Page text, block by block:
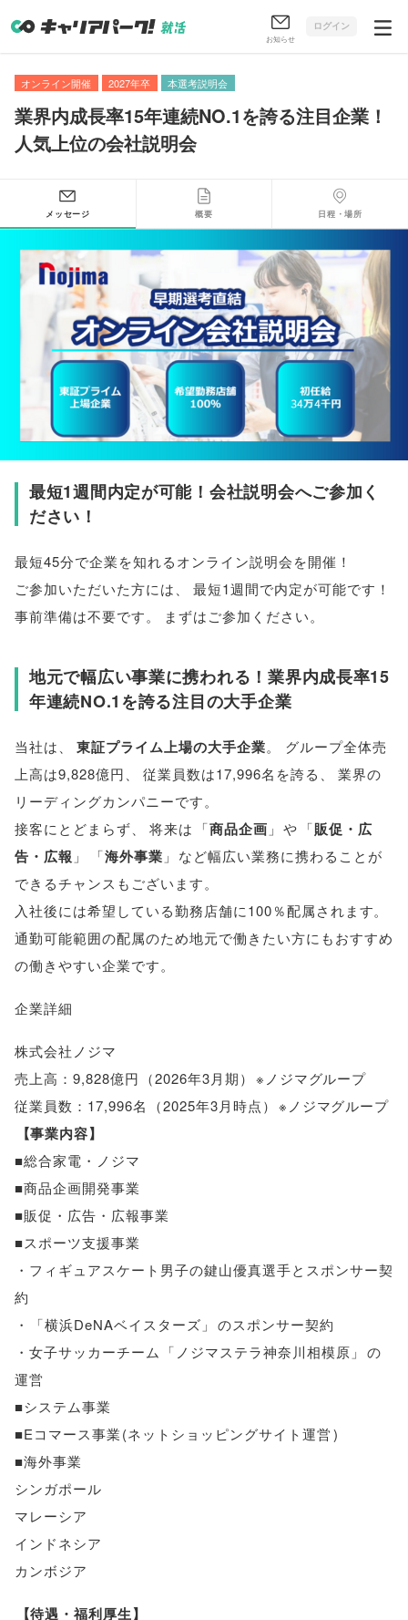
お知らせ
ログイン
オンライン開催 2027年卒 本選考説明会
業界内成長率15年連続NO.1を誇る注目企業！
人気上位の会社説明会
メッセージ 概要 日程・場所
最短1週間内定が可能！会社説明会へご参加く
ださい！
最短45分で企業を知れるオンライン説明会を開催！
ご参加いただいた方には、
最短1週間で内定が可能です！
事前準備は不要です。 まずはご参加ください。
地元で幅広い事業に携われる！業界内成長率15
年連続NO.1を誇る注目の大手企業
当社は、 東証プライム上場の大手企業。
グループ全体売
上高は9,828億円、 従業員数は17,996名を誇る 、
業界の
リーディングカンパニーです。
接客にとどまらず、 将来は 「商品企画 」 や 「販促・広
告・広報 」 「海外事業 」 など幅広い業務に携わることが
できるチャンスもございます。
入社後には希望している勤務店舗に100％配属されます。
通勤可能範囲の配属のため地元で働きたい方にもおすすめ
の働きやすい企業です。
企業詳細
株式会社ノジマ
売上高：9,828億円 （2026年3月期） ※ノジマグループ
従業員数：17,996名
（2025年3月時点） ※ノジマグループ
【事業内容】
■総合家電・ノジマ
■商品企画開発事業
■販促・広告・広報事業
■スポーツ支援事業
・フィギュアスケート男子の鍵山優真選手とスポンサー契
約
・
「横浜DeNAベイスターズ 」 のスポンサー契約
・女子サッカーチーム 「 ノジマステラ神奈川相模原 」 の
運営
■システム事業
■Eコマース事業(ネットショッピングサイト運営)
■海外事業
シンガポール
マレーシア
インドネシア
カンボジア
【待遇・福利厚生】